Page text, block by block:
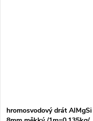
hromosvodový drát AlMgSi